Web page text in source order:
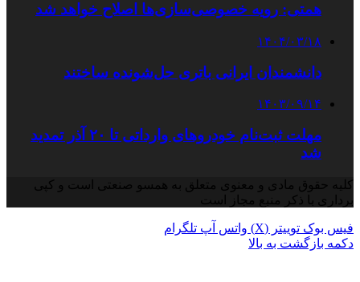
همتی: رویه خصوصی‌سازی‌ها اصلاح خواهد شد
۱۴۰۴/۰۳/۱۸
دانشمندان ایرانی باتری حل‌شونده ساختند
۱۴۰۳/۰۹/۱۴
مهلت ثبت‌نام خودروهای وارداتی تا ۲۰ آذر تمدید
شد
کلیه حقوق مادی و معنوی متعلق به همسو صنعتی است و کپی
برداری با ذکر منبع مجاز است
فیس بوک توییتر (X) واتس آپ تلگرام
دکمه بازگشت به بالا